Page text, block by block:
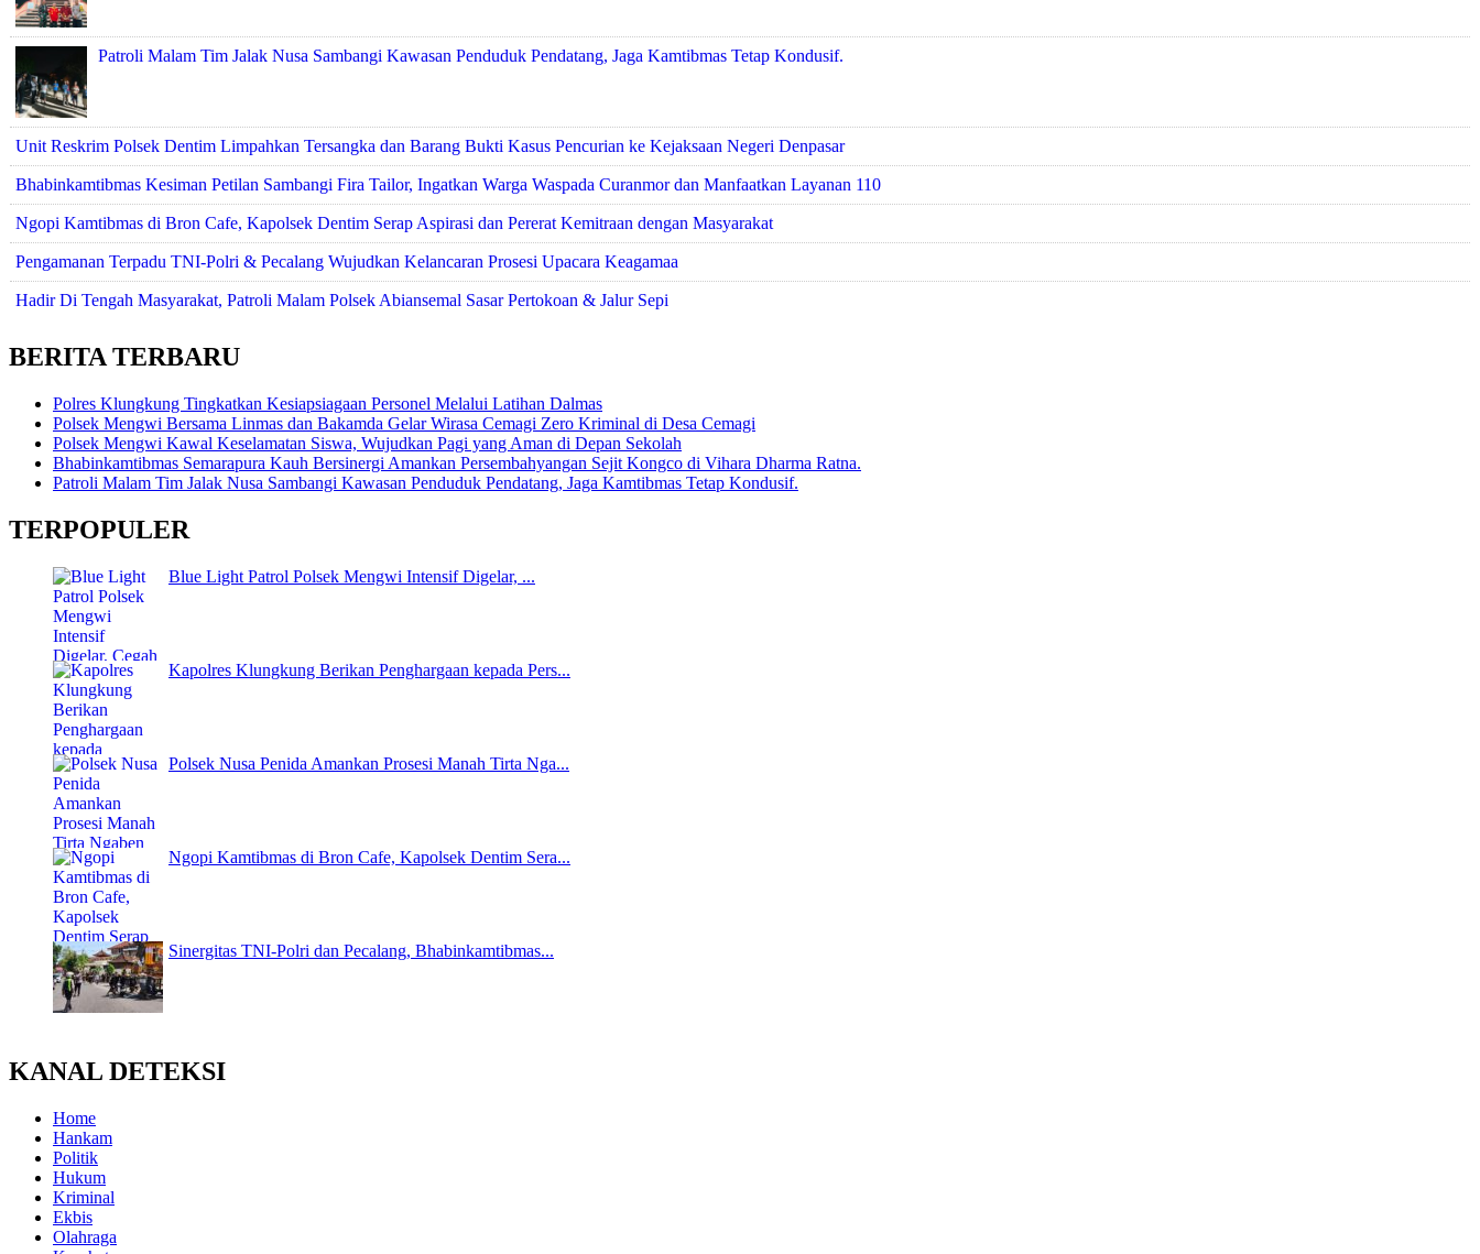
Patroli Malam Tim Jalak Nusa Sambangi Kawasan Penduduk Pendatang, Jaga Kamtibmas Tetap Kondusif.
Unit Reskrim Polsek Dentim Limpahkan Tersangka dan Barang Bukti Kasus Pencurian ke Kejaksaan Negeri Denpasar
Bhabinkamtibmas Kesiman Petilan Sambangi Fira Tailor, Ingatkan Warga Waspada Curanmor dan Manfaatkan Layanan 110
Ngopi Kamtibmas di Bron Cafe, Kapolsek Dentim Serap Aspirasi dan Pererat Kemitraan dengan Masyarakat
Pengamanan Terpadu TNI-Polri & Pecalang Wujudkan Kelancaran Prosesi Upacara Keagamaa
Hadir Di Tengah Masyarakat, Patroli Malam Polsek Abiansemal Sasar Pertokoan & Jalur Sepi
BERITA TERBARU
Polres Klungkung Tingkatkan Kesiapsiagaan Personel Melalui Latihan Dalmas
Polsek Mengwi Bersama Linmas dan Bakamda Gelar Wirasa Cemagi Zero Kriminal di Desa Cemagi
Polsek Mengwi Kawal Keselamatan Siswa, Wujudkan Pagi yang Aman di Depan Sekolah
Bhabinkamtibmas Semarapura Kauh Bersinergi Amankan Persembahyangan Sejit Kongco di Vihara Dharma Ratna.
Patroli Malam Tim Jalak Nusa Sambangi Kawasan Penduduk Pendatang, Jaga Kamtibmas Tetap Kondusif.
TERPOPULER
Blue Light Patrol Polsek Mengwi Intensif Digelar, ...
Kapolres Klungkung Berikan Penghargaan kepada Pers...
Polsek Nusa Penida Amankan Prosesi Manah Tirta Nga...
Ngopi Kamtibmas di Bron Cafe, Kapolsek Dentim Sera...
Sinergitas TNI-Polri dan Pecalang, Bhabinkamtibmas...
KANAL DETEKSI
Home
Hankam
Politik
Hukum
Kriminal
Ekbis
Olahraga